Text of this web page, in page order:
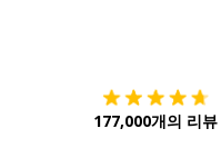
177,000개의 리뷰